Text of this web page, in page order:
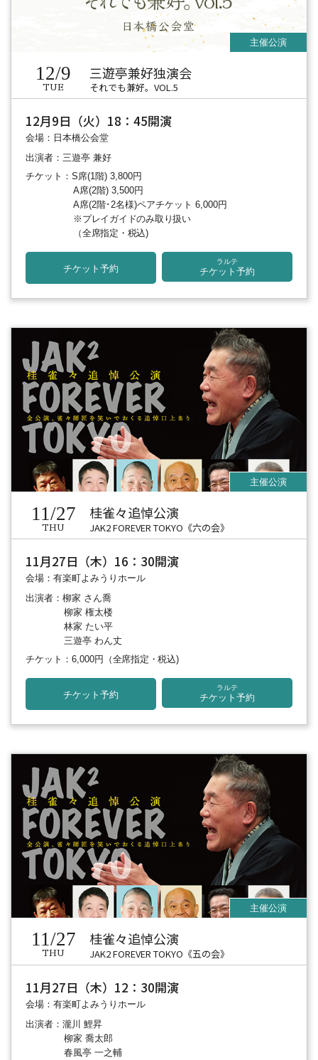
12/9
TUE
三遊亭兼好独演会
それでも兼好。VOL.5
12月9日（火）18：45開演
会場：日本橋公会堂
出演者：三遊亭 兼好
チケット：S席(1階) 3,800円
A席(2階) 3,500円
A席(2階･2名様)ペアチケット 6,000円
※プレイガイドのみ取り扱い
（全席指定・税込)
チケット予約
ラルテ
チケット予約
11/27
THU
桂雀々追悼公演
JAK2 FOREVER TOKYO《六の会》
11月27日（木）16：30開演
会場：有楽町よみうりホール
出演者：柳家 さん喬
柳家 権太楼
林家 たい平
三遊亭 わん丈
チケット：6,000円
（全席指定・税込)
チケット予約
ラルテ
チケット予約
11/27
THU
桂雀々追悼公演
JAK2 FOREVER TOKYO《五の会》
11月27日（木）12：30開演
会場：有楽町よみうりホール
出演者：瀧川 鯉昇
柳家 喬太郎
春風亭 一之輔